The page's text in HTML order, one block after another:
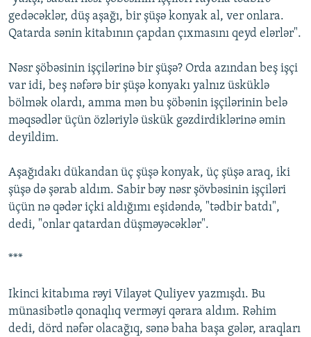
gedəcəklər, düş aşağı, bir şüşə konyak al, ver onlara.
Qatarda sənin kitabının çapdan çıxmasını qeyd elərlər".
Nəsr şöbəsinin işçilərinə bir şüşə? Orda azından beş işçi
var idi, beş nəfərə bir şüşə konyakı yalnız üsküklə
bölmək olardı, amma mən bu şöbənin işçilərinin belə
məqsədlər üçün özləriylə üskük gəzdirdiklərinə əmin
deyildim.
Aşağıdakı dükandan üç şüşə konyak, üç şüşə araq, iki
şüşə də şərab aldım. Sabir bəy nəsr şövbəsinin işçiləri
üçün nə qədər içki aldığımı eşidəndə, "tədbir batdı",
dedi, "onlar qatardan düşməyəcəklər".
***
Ikinci kitabıma rəyi Vilayət Quliyev yazmışdı. Bu
münasibətlə qonaqlıq verməyi qərara aldım. Rəhim
dedi, dörd nəfər olacağıq, sənə baha başa gələr, araqları